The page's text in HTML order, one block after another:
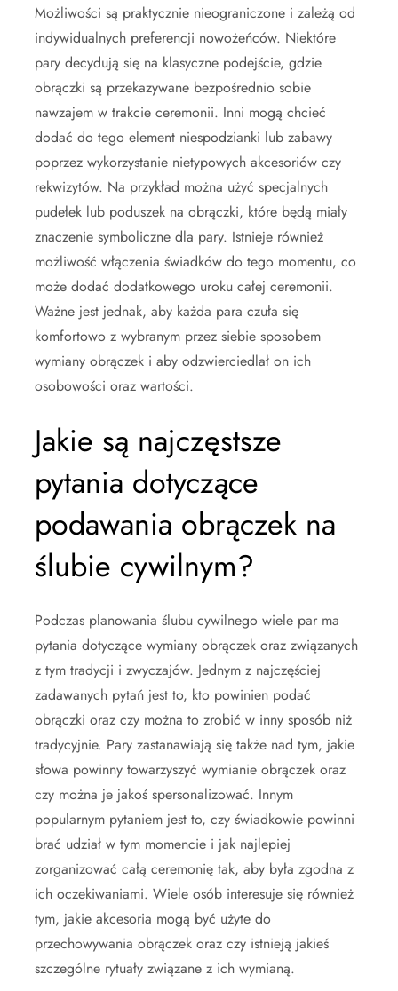
Możliwości są praktycznie nieograniczone i zależą od
indywidualnych preferencji nowożeńców. Niektóre
pary decydują się na klasyczne podejście, gdzie
obrączki są przekazywane bezpośrednio sobie
nawzajem w trakcie ceremonii. Inni mogą chcieć
dodać do tego element niespodzianki lub zabawy
poprzez wykorzystanie nietypowych akcesoriów czy
rekwizytów. Na przykład można użyć specjalnych
pudełek lub poduszek na obrączki, które będą miały
znaczenie symboliczne dla pary. Istnieje również
możliwość włączenia świadków do tego momentu, co
może dodać dodatkowego uroku całej ceremonii.
Ważne jest jednak, aby każda para czuła się
komfortowo z wybranym przez siebie sposobem
wymiany obrączek i aby odzwierciedlał on ich
osobowości oraz wartości.
Jakie są najczęstsze
pytania dotyczące
podawania obrączek na
ślubie cywilnym?
Podczas planowania ślubu cywilnego wiele par ma
pytania dotyczące wymiany obrączek oraz związanych
z tym tradycji i zwyczajów. Jednym z najczęściej
zadawanych pytań jest to, kto powinien podać
obrączki oraz czy można to zrobić w inny sposób niż
tradycyjnie. Pary zastanawiają się także nad tym, jakie
słowa powinny towarzyszyć wymianie obrączek oraz
czy można je jakoś spersonalizować. Innym
popularnym pytaniem jest to, czy świadkowie powinni
brać udział w tym momencie i jak najlepiej
zorganizować całą ceremonię tak, aby była zgodna z
ich oczekiwaniami. Wiele osób interesuje się również
tym, jakie akcesoria mogą być użyte do
przechowywania obrączek oraz czy istnieją jakieś
szczególne rytuały związane z ich wymianą.